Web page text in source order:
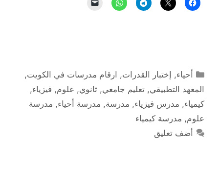
التصنيفات
أحياء, إختبار القدرات, ارقام مدرسات في الكويت,
المعهد التطبيقي, تعليم جامعي, ثانوي, علوم, فيزياء,
كيمياء, مدرس فيزياء, مدرسة, مدرسة أحياء, مدرسة
علوم, مدرسة كيمياء
أضف تعليق